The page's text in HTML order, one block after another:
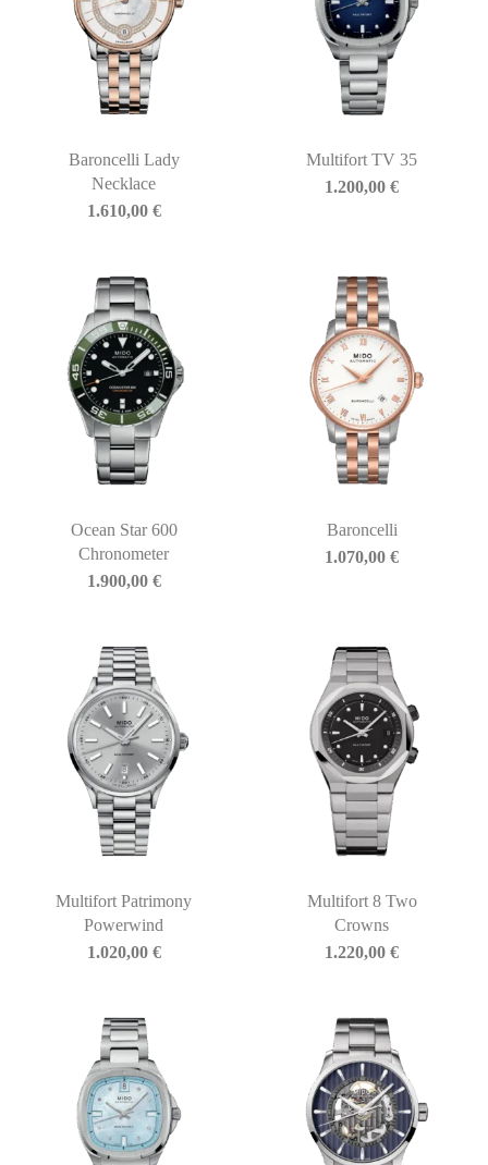
Baroncelli Lady
Necklace
1.610,00 €
Multifort TV 35
1.200,00€
Ocean Star 600
Chronometer
1.900,00 €
Baroncelli
1.070,00€
Multifort Patrimony
Powerwind
1.020,00 €
Multifort 8 Two
Crowns
1.220,00€